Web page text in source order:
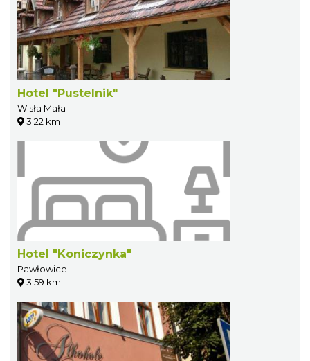
Hotel "Pustelnik"
Wisła Mała
3.22 km
Hotel "Koniczynka"
Pawłowice
3.59 km